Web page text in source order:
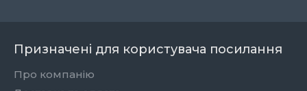
Призначені для користувача посилання
Про компанію